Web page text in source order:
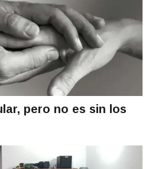
pero no es sin los